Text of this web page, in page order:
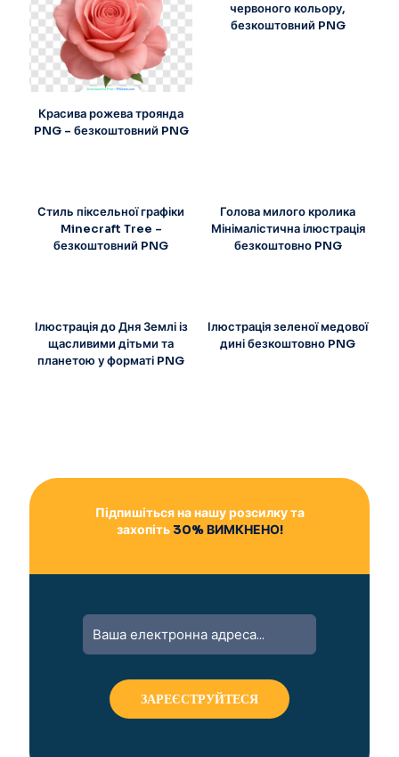
Красива рожева троянда
PNG – безкоштовний PNG
червоного кольору,
безкоштовний PNG
Стиль піксельної графіки
Minecraft Tree –
безкоштовний PNG
Голова милого кролика
Мінімалістична ілюстрація
безкоштовно PNG
Ілюстрація до Дня Землі із
щасливими дітьми та
планетою у форматі PNG
Ілюстрація зеленої медової
дині безкоштовно PNG
Підпишіться на нашу розсилку та
захопіть30% ВИМКНЕНО!